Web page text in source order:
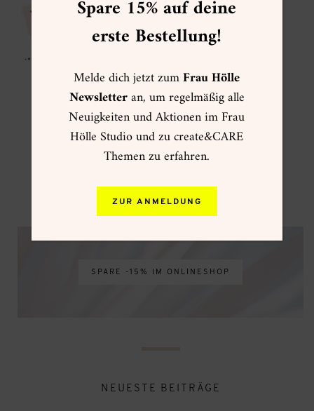
VIP CLUB
SPARE -15% IM ONLINESHOP
NEUESTE BEITRÄGE
Spare 15% auf deine
erste Bestellung!
Melde dich jetzt zumFrau Hölle
Newsletteran, um regelmäßig alle
Neuigkeiten und Aktionen im Frau
Hölle Studio und zu create&CARE
Themen zu erfahren.
ZUR ANMELDUNG